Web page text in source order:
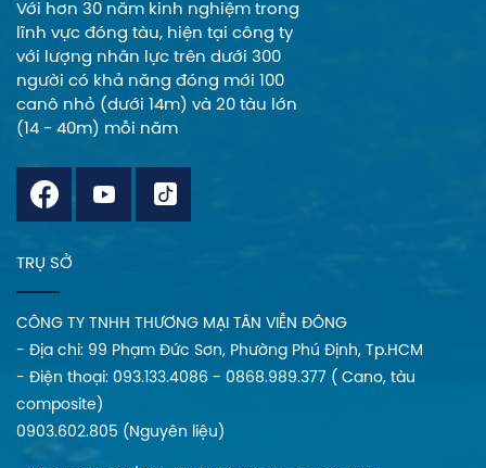
Với hơn 30 năm kinh nghiệm trong
lĩnh vực đóng tàu, hiện tại công ty
với lượng nhân lực trên dưới 300
người có khả năng đóng mới 100
canô nhỏ (dưới 14m) và 20 tàu lớn
(14 - 40m) mỗi năm
TRỤ SỞ
CÔNG TY TNHH THƯƠNG MẠI TÂN VIỄN ĐÔNG
- Địa chi: 99 Phạm Đức Sơn, Phường Phú Định, Tp.HCM
- Điện thoại: 093.133.4086 - 0868.989.377 ( Cano, tàu
composite)
0903.602.805 (Nguyên liệu)